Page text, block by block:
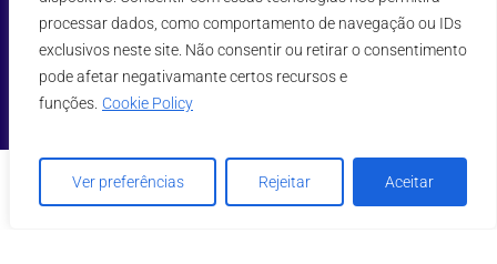
processar dados, como comportamento de navegação ou IDs
exclusivos neste site. Não consentir ou retirar o consentimento
pode afetar negativamante certos recursos e
funções. Cookie Policy
Ver preferências Rejeitar Aceitar
INCENTEA Technology for People© Copyright 2026
– Todos os direitos reservados.